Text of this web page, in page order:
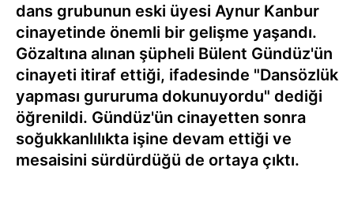
dans grubunun eski üyesi Aynur Kanbur
cinayetinde önemli bir gelişme yaşandı.
Gözaltına alınan şüpheli Bülent Gündüz'ün
cinayeti itiraf ettiği, ifadesinde "Dansözlük
yapması gururuma dokunuyordu" dediği
öğrenildi. Gündüz'ün cinayetten sonra
soğukkanlılıkta işine devam ettiği ve
mesaisini sürdürdüğü de ortaya çıktı.